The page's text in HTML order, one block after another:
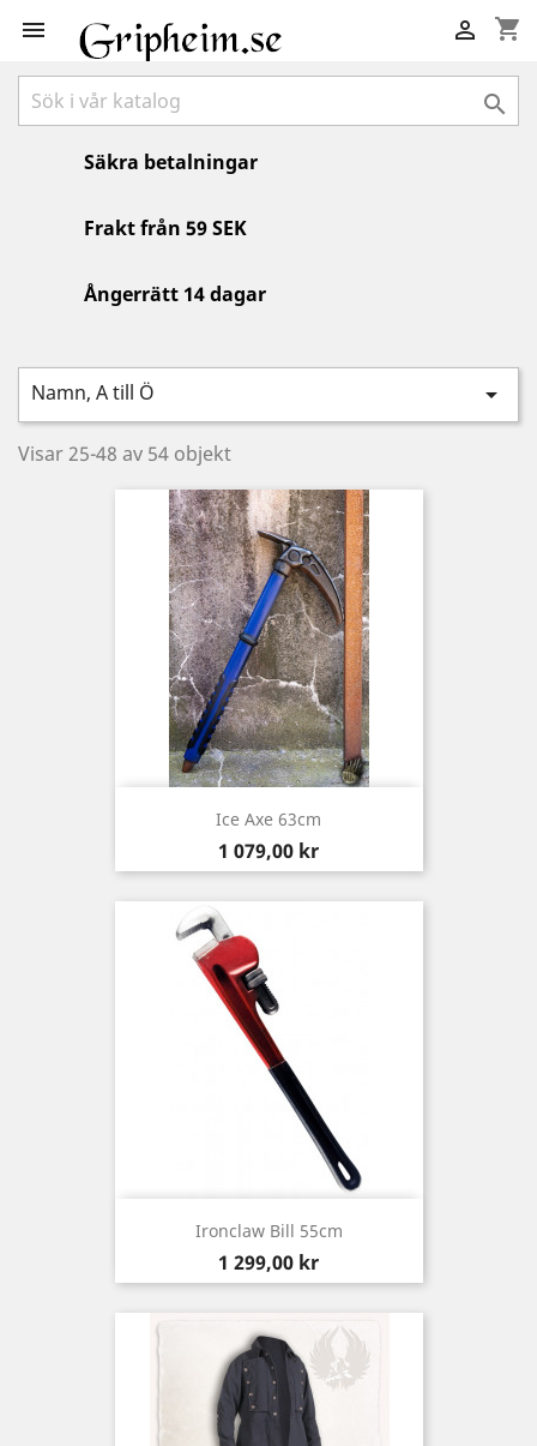
 shopping_cart


Säkra betalningar
Frakt från 59 SEK
Ångerrätt 14 dagar
Namn, A till Ö 
Visar 25-48 av 54 objekt
Ice Axe 63cm
Pris
1 079,00 kr
Ironclaw Bill 55cm
Pris
1 299,00 kr